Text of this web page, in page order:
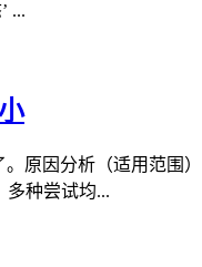
...
原因分析（适用范围
多种尝试均...